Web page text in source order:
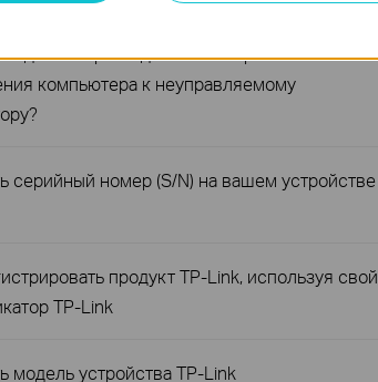
делать при медленной скорости
компьютера к неуправляемому
серийный номер (S/N) на вашем устройстве
продукт TP-Link, используя свой
TP-Link
модель устройства TP-Link